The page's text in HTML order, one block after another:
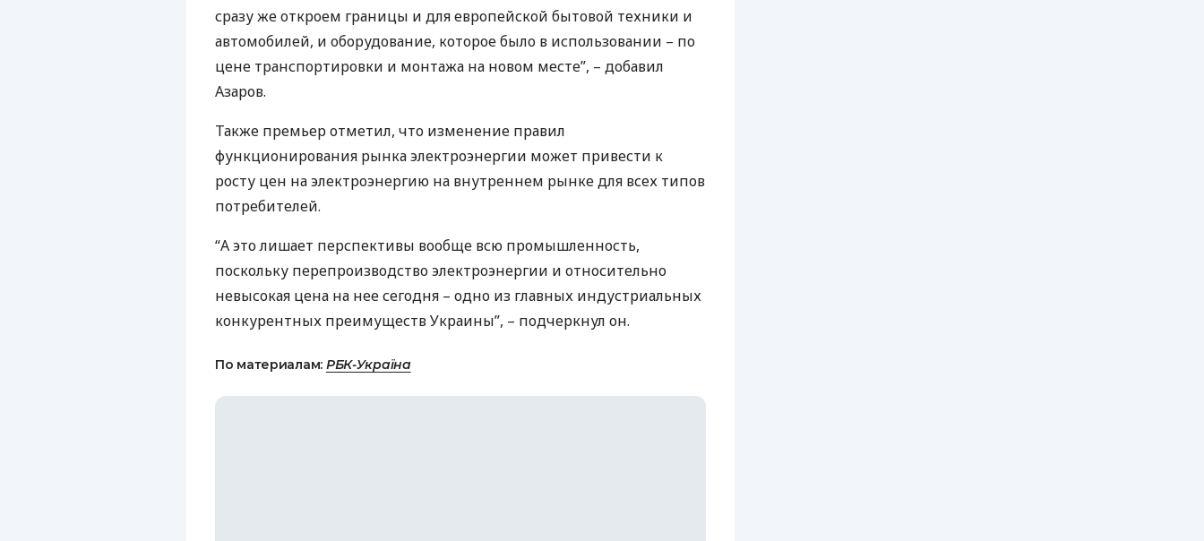
сразу же откроем границы и для европейской бытовой техники и
автомобилей, и оборудование, которое было в использовании – по
цене транспортировки и монтажа на новом месте”, – добавил
Азаров.
Также премьер отметил, что изменение правил
функционирования рынка электроэнергии может привести к
росту цен на электроэнергию на внутреннем рынке для всех типов
потребителей.
“А это лишает перспективы вообще всю промышленность,
поскольку перепроизводство электроэнергии и относительно
невысокая цена на нее сегодня – одно из главных индустриальных
конкурентных преимуществ Украины”, – подчеркнул он.
По материалам: РБК-Україна